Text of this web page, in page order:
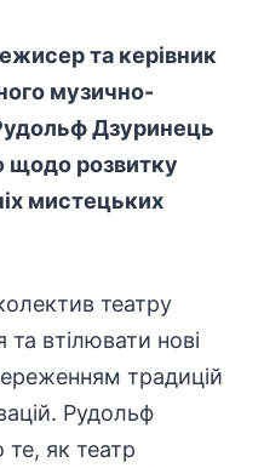
та керівник
музично-
Дзуринець
щодо розвитку
мистецьких
театру
втілювати нові
традицій
Рудольф
як театр